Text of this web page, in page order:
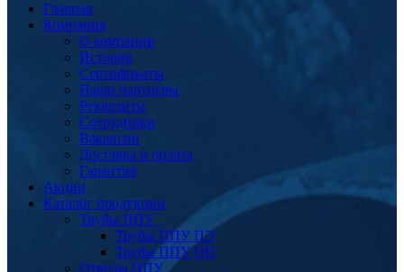
Главная
Компания
О компании
История
Сертификаты
Наши партнеры
Реквизиты
Сотрудники
Вакансии
Доставка и оплата
Гарантия
Акции
Каталог продукции
Трубы ППУ
Трубы ППУ ПЭ
Трубы ППУ ОЦ
Отводы ППУ